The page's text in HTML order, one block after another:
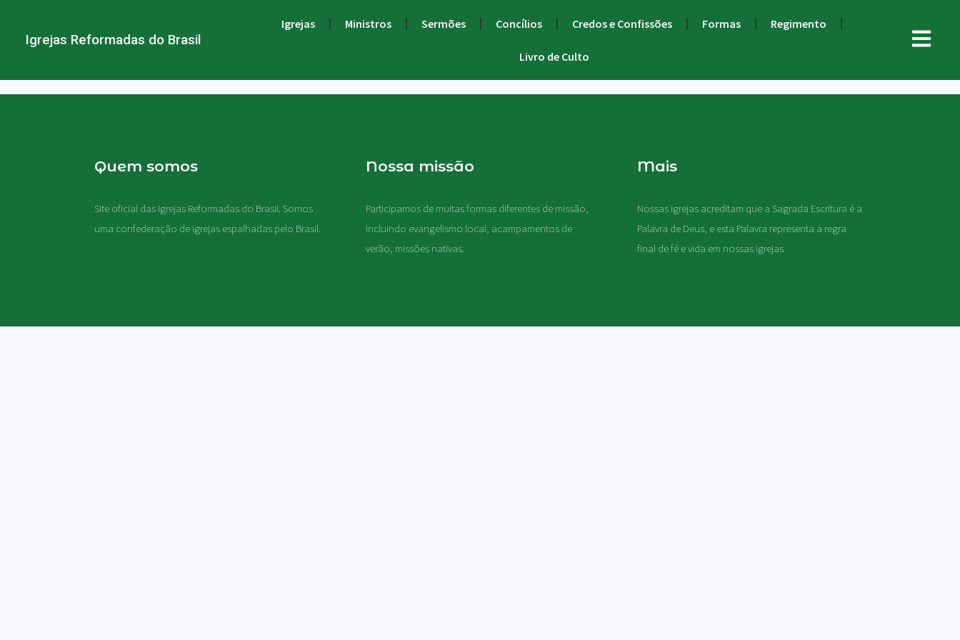
Igrejas Reformadas do Brasil
Igrejas Ministros Sermões Concílios Credos e Confissões Formas Regimento
Livro de Culto
Quem somos
Site oficial das Igrejas Reformadas do Brasil. Somos
uma confederação de igrejas espalhadas pelo Brasil.
Nossa missão
Participamos de muitas formas diferentes de missão,
incluindo evangelismo local, acampamentos de
verão, missões nativas.
Mais
Nossas igrejas acreditam que a Sagrada Escritura é a
Palavra de Deus, e esta Palavra representa a regra
final de fé e vida em nossas igrejas